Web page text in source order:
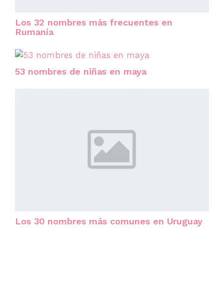
Los 32 nombres más frecuentes en
Rumanía
53 nombres de niñas en maya
Los 30 nombres más comunes en Uruguay